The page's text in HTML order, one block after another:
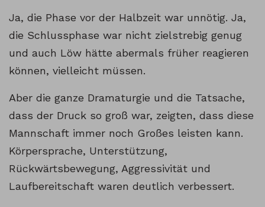
Ja, die Phase vor der Halbzeit war unnötig. Ja,
die Schlussphase war nicht zielstrebig genug
und auch Löw hätte abermals früher reagieren
können, vielleicht müssen.
Aber die ganze Dramaturgie und die Tatsache,
dass der Druck so groß war, zeigten, dass diese
Mannschaft immer noch Großes leisten kann.
Körpersprache, Unterstützung,
Rückwärtsbewegung, Aggressivität und
Laufbereitschaft waren deutlich verbessert.